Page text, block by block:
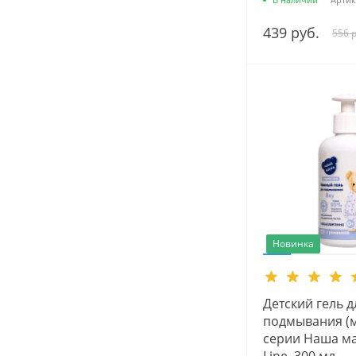
439 руб. 556
Новинка
Детский гель
подмывания
серии Наша